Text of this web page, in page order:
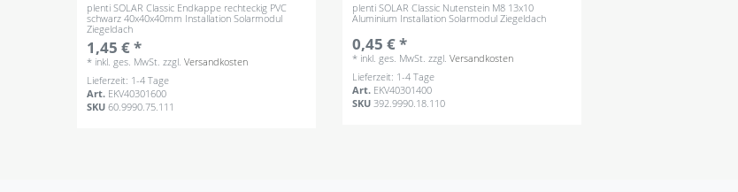
plenti SOLAR Classic Endkappe rechteckig PVC
schwarz 40x40x40mm Installation Solarmodul
Ziegeldach
1,45 € *
* inkl. ges. MwSt. zzgl.Versandkosten
Lieferzeit: 1-4 Tage
Art. EKV40301600
SKU60.9990.75.111
plenti SOLAR Classic Nutenstein M8 13x10
Aluminium Installation Solarmodul Ziegeldach
0,45 € *
* inkl. ges. MwSt. zzgl.Versandkosten
Lieferzeit: 1-4 Tage
Art. EKV40301400
SKU392.9990.18.110